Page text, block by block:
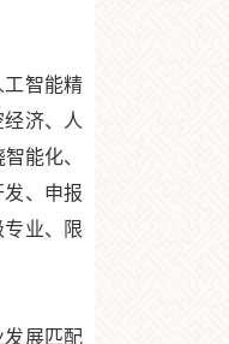
智能精
济、人
能化、
、申报
业、限
展匹配